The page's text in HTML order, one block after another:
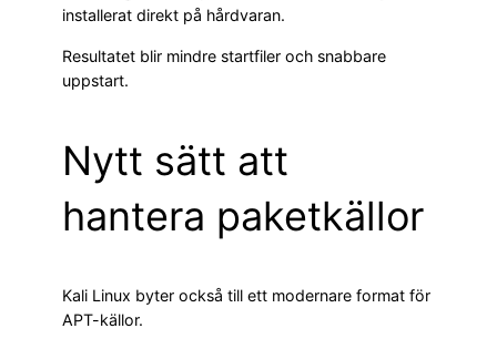
installerat direkt på hårdvaran.
Resultatet blir mindre startfiler och snabbare
uppstart.
Nytt sätt att
hantera paketkällor
Kali Linux byter också till ett modernare format för
APT-källor.